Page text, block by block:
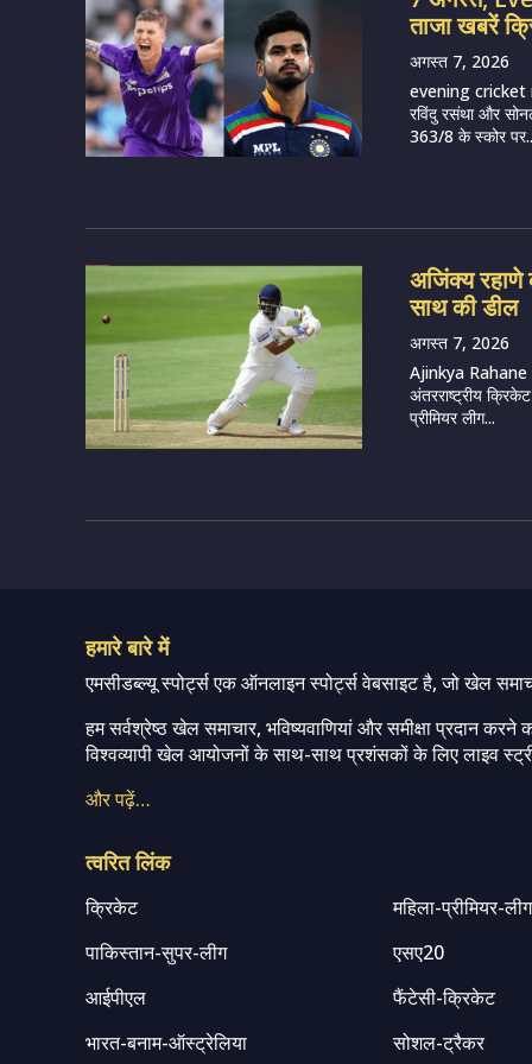
ताजा खबरें
अगस्त 7, 2026
evening cricket
रविंदु रसंथा और
363/8 के स्कोर
अजिंक्य रहाणे
साथ की डील
अगस्त 7, 2026
Ajinkya Rahane
अंतरराष्ट्रीय
प्रीमियर लीग...
हमारे बारे में
एमसीडब्ल्यू स्पोर्ट्स एक ऑनलाइन स्पोर्ट्स वेबसाइट है, जो खेल
हम सर्वश्रेष्ठ खेल समाचार, भविष्यवाणियां और समीक्षा प्रदान
विश्वव्यापी खेल आयोजनों के साथ-साथ प्रशंसकों के लिए लाइव
और पढ़ें…
त्वरित लिंक
क्रिकेट
महिला-प्रीमियर-लीग
पाकिस्तान-सुपर-लीग
एसए20
आईपीएल
फैंटेसी-क्रिकेट
भारत-बनाम-ऑस्ट्रेलिया
सोशल-ट्रैकर